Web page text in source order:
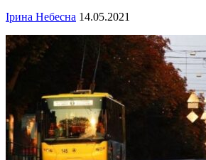
Ірина Небесна 14.05.2021